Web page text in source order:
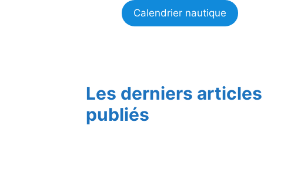
Calendrier nautique
Les derniers articles
publiés